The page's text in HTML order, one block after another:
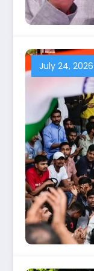
July 24, 2026